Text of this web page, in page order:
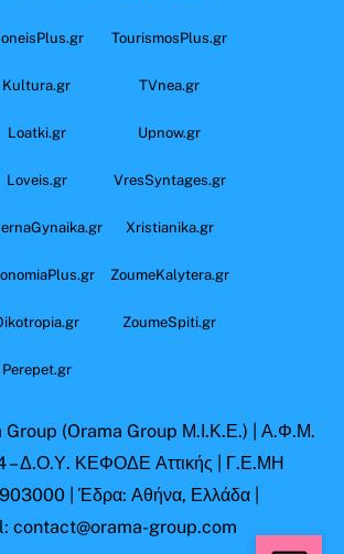
TourismosPlus.gr
Kultura.gr TVnea.gr
Loatki.gr Upnow.gr
Loveis.gr VresSyntages.gr
Xristianika.gr
ZoumeKalytera.gr
ZoumeSpiti.gr
Perepet.gr
Group (Orama Group Μ.Ι.Κ.Ε.) | Α.Φ.Μ.
– Δ.Ο.Υ. ΚΕΦΟΔΕ Αττικής | Γ.Ε.ΜΗ
| Έδρα: Αθήνα, Ελλάδα |
contact@orama-group.com